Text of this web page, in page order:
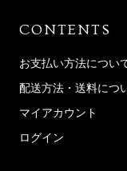
CONTENTS
お支払い方法につい
配送方法・送料につ
マイアカウント
ログイン